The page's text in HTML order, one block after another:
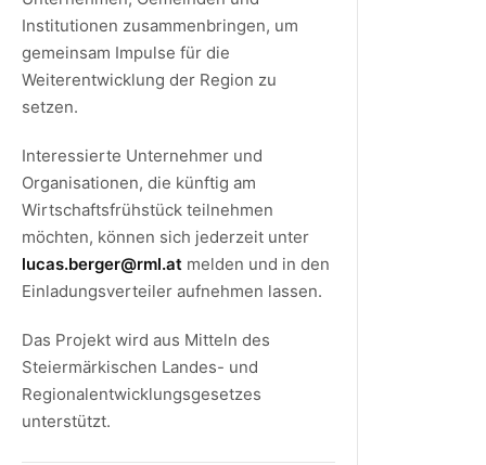
Institutionen zusammenbringen, um
gemeinsam Impulse für die
Weiterentwicklung der Region zu
setzen.
Interessierte Unternehmer und
Organisationen, die künftig am
Wirtschaftsfrühstück teilnehmen
möchten, können sich jederzeit unter
lucas.berger@rml.at melden und in den
Einladungsverteiler aufnehmen lassen.
Das Projekt wird aus Mitteln des
Steiermärkischen Landes- und
Regionalentwicklungsgesetzes
unterstützt.